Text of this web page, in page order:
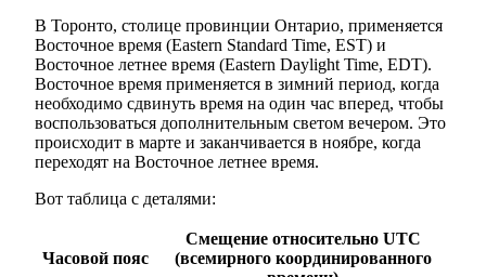
В Торонто, столице провинции Онтарио, применяется
Восточное время (Eastern Standard Time, EST) и
Восточное летнее время (Eastern Daylight Time, EDT).
Восточное время применяется в зимний период, когда
необходимо сдвинуть время на один час вперед, чтобы
воспользоваться дополнительным светом вечером. Это
происходит в марте и заканчивается в ноябре, когда
переходят на Восточное летнее время.
Вот таблица с деталями:
Часовой пояс
Смещение относительно UTC
(всемирного координированного